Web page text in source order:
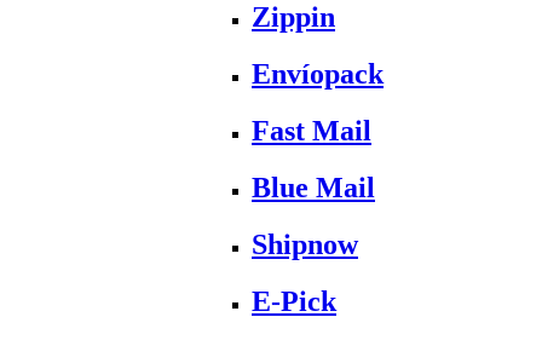
Zippin
Envíopack
Fast Mail
Blue Mail
Shipnow
E-Pick